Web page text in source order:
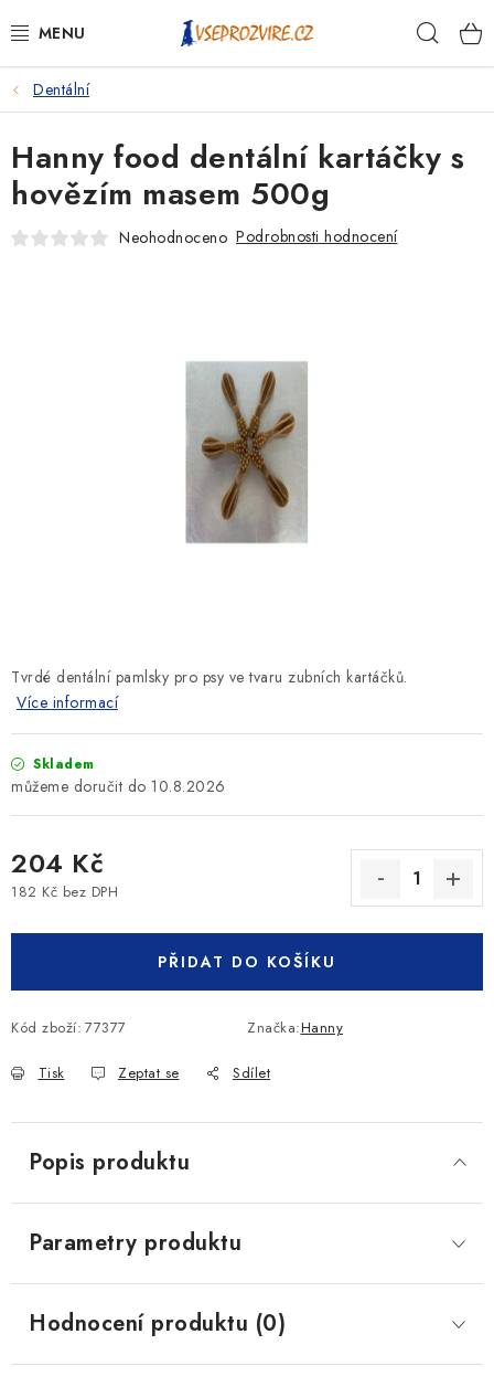
na
PSI
KOČKY
KONĚ
KRÁLÍCI/HLODAVCI/PTÁCI
Dentální
Tvrdé dentální pamlsky pro psy ve tvaru zubních kartáčků.
Více informací
Skladem
10.8.2026
204 Kč
182 Kč bez DPH
PŘIDAT DO KOŠÍKU
Kód zboží: 77377 Značka:Hanny
Tisk Zeptat se Sdílet
Hanny food dentální kartáčky s
hovězím masem 500g
Neohodnoceno Podrobnosti hodnocení
Popis produktu
Parametry produktu
Hodnocení produktu (0)